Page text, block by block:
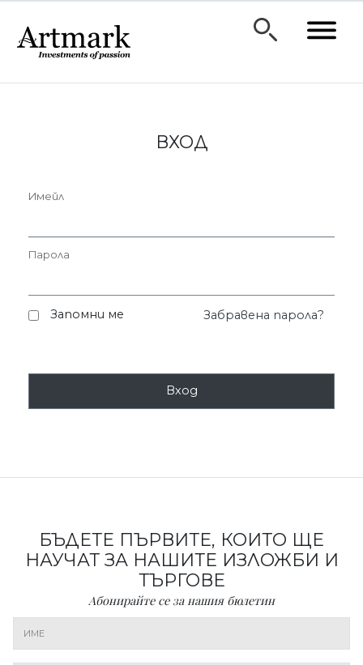
ВХОД
Имейл
Парола
Запомни ме Забравена парола?
Вход
БЪДЕТЕ ПЪРВИТЕ, КОИТО ЩЕ
НАУЧАТ ЗА НАШИТЕ ИЗЛОЖБИ И
ТЪРГОВЕ
Абонирайте се за нашия бюлетин